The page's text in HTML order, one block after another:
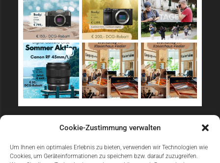
Cookie-Zustimmung verwalten
Um Ihnen ein optimales Erlebnis zu bieten, verwenden wir Technologien wie
Cookies, um Geräteinformationen zu speichern bzw. darauf zuzugreifen.
Sicher Einkaufen